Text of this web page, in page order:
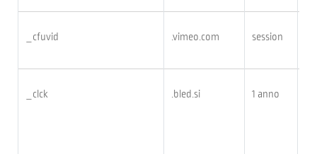
_cfuvid .vimeo.com session
_clck .bled.si 1 anno